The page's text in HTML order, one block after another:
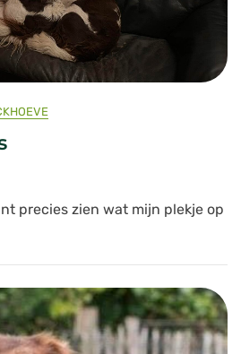
precies zien wat mijn plekje op